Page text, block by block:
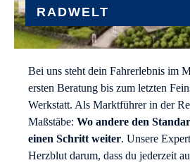
RADWELT
Bei uns steht dein Fahrerlebnis im
ersten Beratung bis zum letzten
Werkstatt. Als Marktführer in der
Maßstäbe: Wo andere den
einen Schritt weiter. Unsere
Herzblut darum, dass du jederzeit